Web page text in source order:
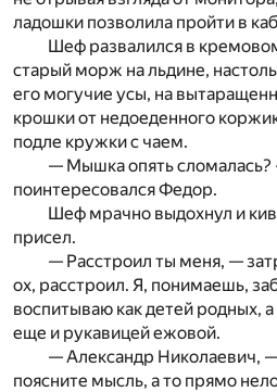
ладошки позволила пройти в
Шеф развалился в
старый морж на льдине,
его могучие усы, на
крошки от недоеденного
подле кружки с чаем.
— Мышка опять сломалась?
поинтересовался Федор.
Шеф мрачно выдохнул и
присел.
— Расстроил ты меня, —
ох, расстроил. Я, понимаешь,
воспитываю как детей родных,
еще и рукавицей ежовой.
— Александр Николаевич,
поясните мысль, а то прямо